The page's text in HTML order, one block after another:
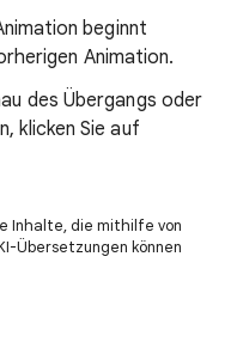
beginnt
Animation.
des Übergangs oder
klicken Sie auf
Inhalte, die mithilfe von
Übersetzungen können